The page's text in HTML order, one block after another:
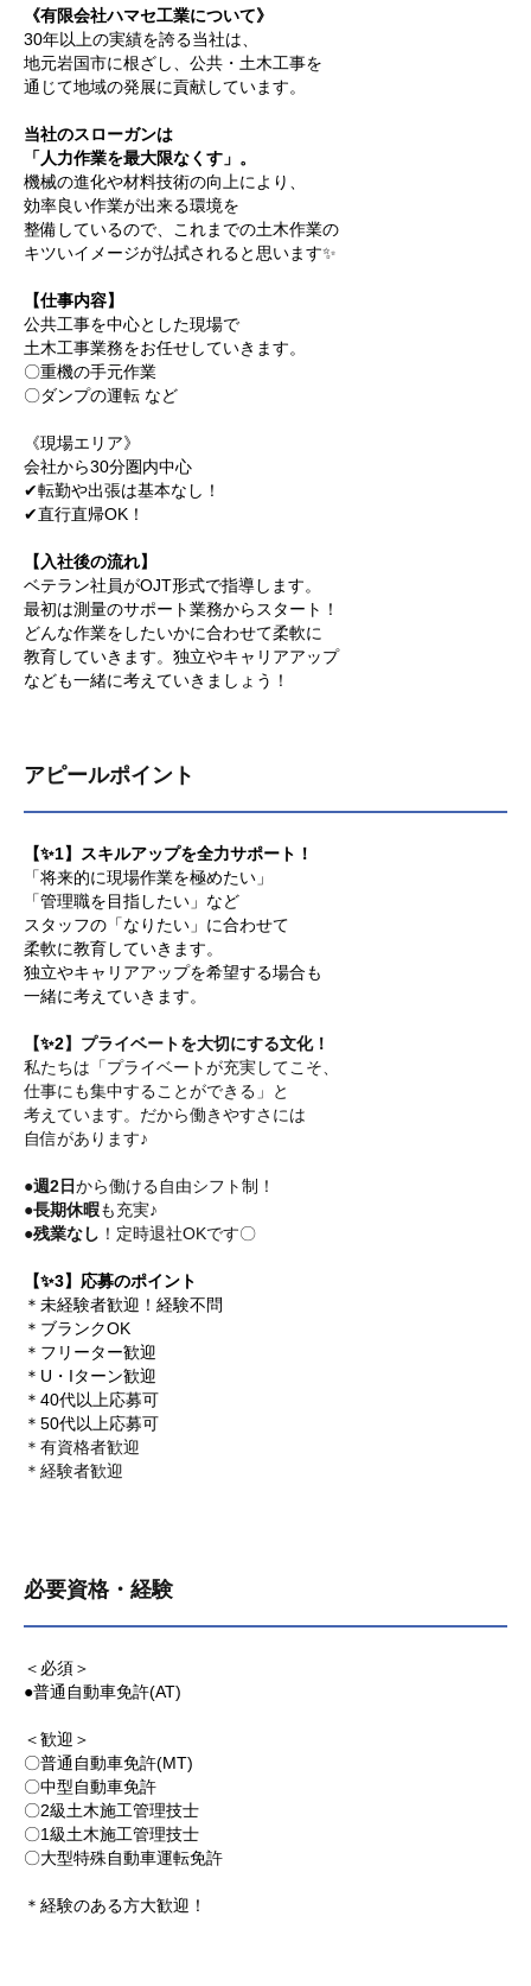
《有限会社ハマセ工業について》
30年以上の実績を誇る当社は、
地元岩国市に根ざし、公共・土木工事を
通じて地域の発展に貢献しています。
当社のスローガンは
「人力作業を最大限なくす」。
機械の進化や材料技術の向上により、
効率良い作業が出来る環境を
整備しているので、これまでの土木作業の
キツいイメージが払拭されると思います✨
【仕事内容】
公共工事を中心とした現場で
土木工事業務をお任せしていきます。
〇重機の手元作業
〇ダンプの運転 など
《現場エリア》
会社から30分圏内中心
✔転勤や出張は基本なし！
✔直行直帰OK！
【入社後の流れ】
ベテラン社員がOJT形式で指導します。
最初は測量のサポート業務からスタート！
どんな作業をしたいかに合わせて柔軟に
教育していきます。独立やキャリアアップ
なども一緒に考えていきましょう！
アピールポイント
【✨1】スキルアップを全力サポート！
「将来的に現場作業を極めたい」
「管理職を目指したい」など
スタッフの「なりたい」に合わせて
柔軟に教育していきます。
独立やキャリアアップを希望する場合も
一緒に考えていきます。
【✨2】プライベートを大切にする文化！
私たちは「プライベートが充実してこそ、
仕事にも集中することができる」と
考えています。だから働きやすさには
自信があります♪
●週2日から働ける自由シフト制！
●長期休暇も充実♪
●残業なし ！定時退社OKです〇
【✨3】応募のポイント
＊未経験者歓迎！経験不問
＊ブランクOK
＊フリーター歓迎
＊U・Iターン歓迎
＊40代以上応募可
＊50代以上応募可
＊有資格者歓迎
＊経験者歓迎
必要資格・経験
＜必須＞
●普通自動車免許(AT)
＜歓迎＞
〇普通自動車免許(MT)
〇中型自動車免許
〇2級土木施工管理技士
〇1級土木施工管理技士
〇大型特殊自動車運転免許
＊経験のある方大歓迎！